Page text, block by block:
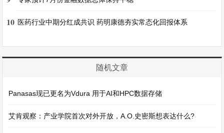
10 医药行业中期分红成共识 药明康德夯实常态化回报体系
随机文章
Panasas现已更名为Vdura 用于AI和HPC数据存储
艾肯观察：产业学院首次对外开放，A.O.史密斯想表达什么?